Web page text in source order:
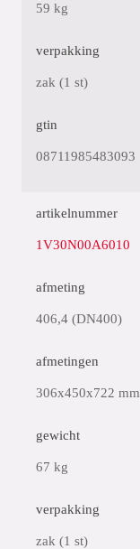
59 kg
verpakking
zak (1 st)
gtin
08711985483093
artikelnummer
1V30N00A6010
afmeting
406,4 (DN400)
afmetingen
306x450x722 mm
gewicht
67 kg
verpakking
zak (1 st)